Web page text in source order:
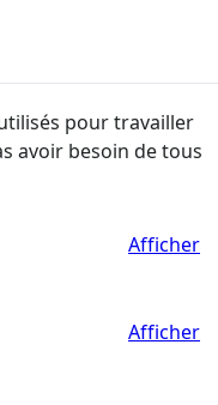
pour travailler
avoir besoin de tous
Afficher
Afficher